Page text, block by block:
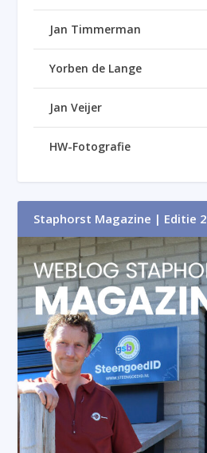
Jan Timmerman
Yorben de Lange
Jan Veijer
HW-Fotografie
Staphorst Magazine | Editie 2